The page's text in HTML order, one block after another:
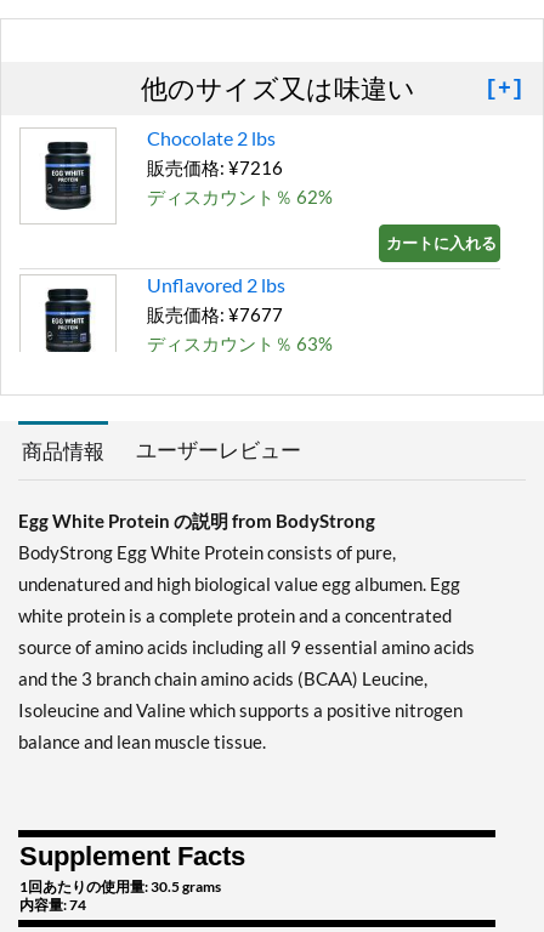
他のサイズ又は味違い [+]
Chocolate 2 lbs
販売価格: ¥7216
ディスカウント％ 62%
カートに入れる »
Unflavored 2 lbs
販売価格: ¥7677
ディスカウント％ 63%
販売価格: ¥17659
Vanilla 2 lbs
販売価格: ¥7216
ディスカウント％ 62%
カートに入れる »
Vanilla 5 lbs
販売価格: ¥16123
カートに入れる »
商品情報 ユーザーレビュー
Egg White Protein の説明 from BodyStrong
BodyStrong Egg White Protein consists of pure,
undenatured and high biological value egg albumen. Egg
white protein is a complete protein and a concentrated
source of amino acids including all 9 essential amino acids
and the 3 branch chain amino acids (BCAA) Leucine,
Isoleucine and Valine which supports a positive nitrogen
balance and lean muscle tissue.
Supplement Facts
1回あたりの使用量: 30.5 grams
内容量: 74